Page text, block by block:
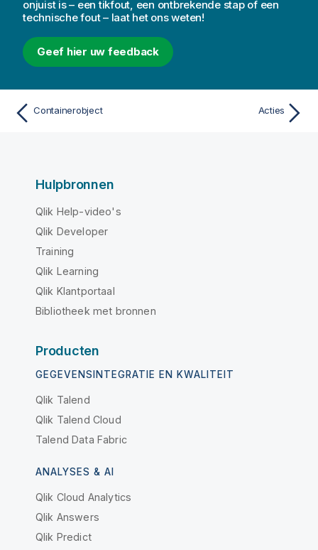
onjuist is – een tikfout, een ontbrekende stap of een
technische fout – laat het ons weten!
Geef hier uw feedback
Containerobject Acties
Hulpbronnen
Qlik Help-video's
Qlik Developer
Training
Qlik Learning
Qlik Klantportaal
Bibliotheek met bronnen
Producten
GEGEVENSINTEGRATIE EN KWALITEIT
Qlik Talend
Qlik Talend Cloud
Talend Data Fabric
ANALYSES & AI
Qlik Cloud Analytics
Qlik Answers
Qlik Predict